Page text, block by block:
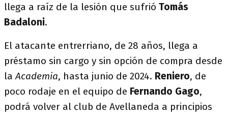
llega a raíz de la lesión que sufrió Tomás
Badaloni.
El atacante entrerriano, de 28 años, llega a
préstamo sin cargo y sin opción de compra desde
laAcademia, hasta junio de 2024. Reniero, de
poco rodaje en el equipo de Fernando Gago,
podrá volver al club de Avellaneda a principios